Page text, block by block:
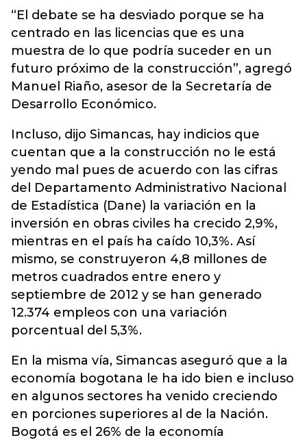
“El debate se ha desviado porque se ha
centrado en las licencias que es una
muestra de lo que podría suceder en un
futuro próximo de la construcción”, agregó
Manuel Riaño, asesor de la Secretaría de
Desarrollo Económico.
Incluso, dijo Simancas, hay indicios que
cuentan que a la construcción no le está
yendo mal pues de acuerdo con las cifras
del Departamento Administrativo Nacional
de Estadística (Dane) la variación en la
inversión en obras civiles ha crecido 2,9%,
mientras en el país ha caído 10,3%. Así
mismo, se construyeron 4,8 millones de
metros cuadrados entre enero y
septiembre de 2012 y se han generado
12.374 empleos con una variación
porcentual del 5,3%.
En la misma vía, Simancas aseguró que a la
economía bogotana le ha ido bien e incluso
en algunos sectores ha venido creciendo
en porciones superiores al de la Nación.
Bogotá es el 26% de la economía